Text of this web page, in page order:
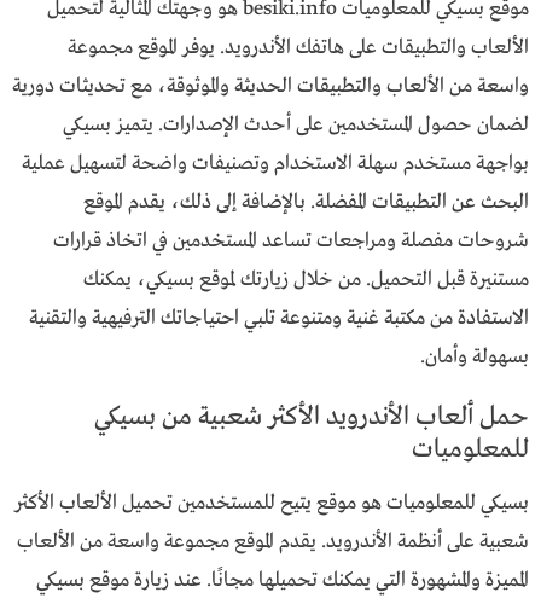
موقع بسيكي للمعلوميات besiki.info هو وجهتك المثالية لتحميل
الألعاب والتطبيقات على هاتفك الأندرويد. يوفر الموقع مجموعة
واسعة من الألعاب والتطبيقات الحديثة والموثوقة، مع تحديثات دورية
لضمان حصول المستخدمين على أحدث الإصدارات. يتميز بسيكي
بواجهة مستخدم سهلة الاستخدام وتصنيفات واضحة لتسهيل عملية
البحث عن التطبيقات المفضلة. بالإضافة إلى ذلك، يقدم الموقع
شروحات مفصلة ومراجعات تساعد المستخدمين في اتخاذ قرارات
مستنيرة قبل التحميل. من خلال زيارتك لموقع بسيكي، يمكنك
الاستفادة من مكتبة غنية ومتنوعة تلبي احتياجاتك الترفيهية والتقنية
بسهولة وأمان.
حمل ألعاب الأندرويد الأكثر شعبية من بسيكي
للمعلوميات
بسيكي للمعلوميات هو موقع يتيح للمستخدمين تحميل الألعاب الأكثر
شعبية على أنظمة الأندرويد. يقدم الموقع مجموعة واسعة من الألعاب
المميزة والمشهورة التي يمكنك تحميلها مجانًا. عند زيارة موقع بسيكي